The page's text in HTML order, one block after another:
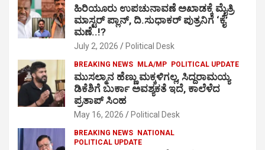
ಹಿರಿಯೂರು ಉಪಚುನಾವಣೆ ಅಖಾಡಕ್ಕೆ ಮೈತ್ರಿ
ಮಾಸ್ಟರ್ ಪ್ಲಾನ್, ದಿ.ಸುಧಾಕರ್ ಪುತ್ರನಿಗೆ ‘ಕೈ’
ಮಣೆ..!?
July 2, 2026 Political Desk
BREAKING NEWS MLA/MP POLITICAL UPDATE
ಮುಸಲ್ಮಾನ ಹೆಣ್ಣು ಮಕ್ಕಳಿಗಲ್ಲ, ಸಿದ್ದರಾಮಯ್ಯ
ಡಿಕೆಶಿಗೆ ಬುರ್ಕಾ ಅವಶ್ಯಕತೆ ಇದೆ, ಕಾಲೆಳೆದ
ಪ್ರತಾಪ್ ಸಿಂಹ
May 16, 2026 Political Desk
BREAKING NEWS
NATIONAL
POLITICAL UPDATE